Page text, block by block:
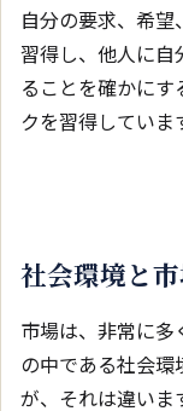
自分の要求、希
習得し、他人に自
ることを確かに
クを習得していま
社会環境と
市場は、非常に
の中である社会
が、それは違いま